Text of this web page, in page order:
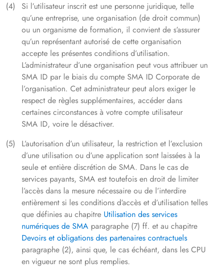
Si l’utilisateur inscrit est une personne juridique, telle
qu’une entreprise, une organisation (de droit commun)
ou un organisme de formation, il convient de s’assurer
qu’un représentant autorisé de cette organisation
accepte les présentes conditions d’utilisation.
L’administrateur d’une organisation peut vous attribuer un
SMA ID par le biais du compte SMA ID Corporate de
l’organisation. Cet administrateur peut alors exiger le
respect de règles supplémentaires, accéder dans
certaines circonstances à votre compte utilisateur
SMA ID, voire le désactiver.
L’autorisation d’un utilisateur, la restriction et l’exclusion
d’une utilisation ou d’une application sont laissées à la
seule et entière discrétion de SMA. Dans le cas de
services payants, SMA est toutefois en droit de limiter
l’accès dans la mesure nécessaire ou de l’interdire
entièrement si les conditions d’accès et d’utilisation telles
que définies au chapitre Utilisation des services
numériques de SMA paragraphe (7) ff. et au chapitre
Devoirs et obligations des partenaires contractuels
paragraphe (2), ainsi que, le cas échéant, dans les CPU
en vigueur ne sont plus remplies.